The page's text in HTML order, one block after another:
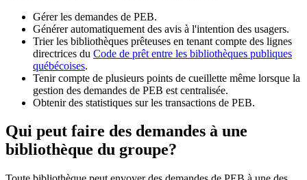
Gérer les demandes de PEB.
Générer automatiquement des avis à l'intention des usagers.
Trier les bibliothèques prêteuses en tenant compte des lignes
directrices du Code de prêt entre les bibliothèques publiques
québécoises.
Tenir compte de plusieurs points de cueillette même lorsque la
gestion des demandes de PEB est centralisée.
Obtenir des statistiques sur les transactions de PEB.
Qui peut faire des demandes à une
bibliothèque du groupe?